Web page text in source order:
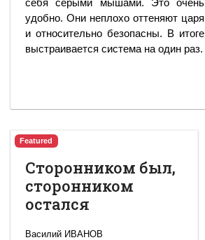
удобно. Они неплохо оттеняют царя
и относительно безопасны. В итоге
выстраивается система на один раз.
Featured
Сторонником был,
сторонником
остался
Василий ИВАНОВ